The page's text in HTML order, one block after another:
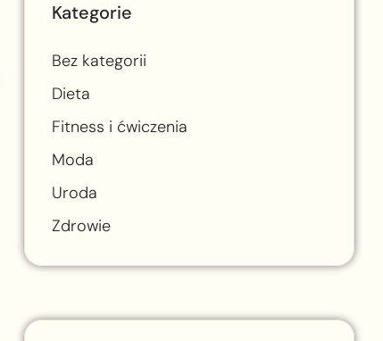
Kategorie
Bez kategorii
Dieta
Fitness i ćwiczenia
Moda
Uroda
Zdrowie